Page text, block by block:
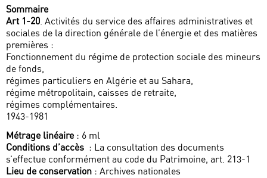
Sommaire
Art 1-20. Activités du service des affaires administratives et
sociales de la direction générale de l’énergie et des matières
premières :
Fonctionnement du régime de protection sociale des mineurs
de fonds,
régimes particuliers en Algérie et au Sahara,
régime métropolitain, caisses de retraite,
régimes complémentaires.
1943-1981
Métrage linéaire: 6 ml
Conditions d’accès : La consultation des documents
s’effectue conformément au code du Patrimoine, art. 213-1
Lieu de conservation : Archives nationales